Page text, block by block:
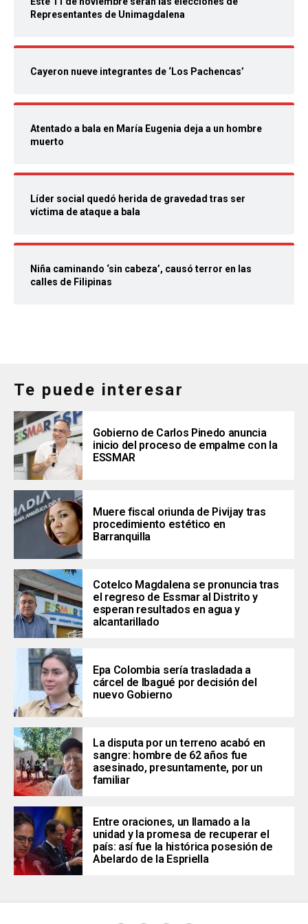
Representantes de Unimagdalena
Cayeron nueve integrantes de ‘Los Pachencas’
Atentado a bala en María Eugenia deja a un hombre
muerto
Líder social quedó herida de gravedad tras ser
víctima de ataque a bala
Niña caminando ‘sin cabeza’, causó terror en las
calles de Filipinas
Te puede interesar
Gobierno de Carlos Pinedo anuncia
inicio del proceso de empalme con la
ESSMAR
Muere fiscal oriunda de Pivijay tras
procedimiento estético en
Barranquilla
Cotelco Magdalena se pronuncia tras
el regreso de Essmar al Distrito y
esperan resultados en agua y
alcantarillado
Epa Colombia sería trasladada a
cárcel de Ibagué por decisión del
nuevo Gobierno
La disputa por un terreno acabó en
sangre: hombre de 62 años fue
asesinado, presuntamente, por un
familiar
Entre oraciones, un llamado a la
unidad y la promesa de recuperar el
país: así fue la histórica posesión de
Abelardo de la Espriella